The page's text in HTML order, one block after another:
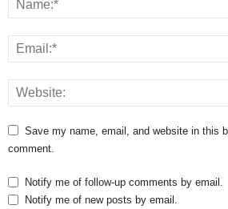
Save my name, email, and website in this
comment.
Notify me of follow-up comments by email.
Notify me of new posts by email.